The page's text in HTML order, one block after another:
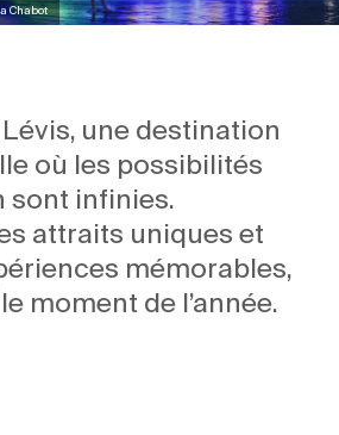
Chabot
une destination
où les possibilités
sont infinies.
attraits uniques et
mémorables,
moment de l’année.